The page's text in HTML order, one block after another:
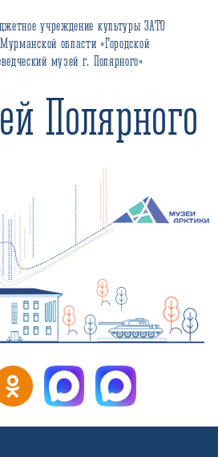
культуры ЗАТО
«Городской
г. Полярного»